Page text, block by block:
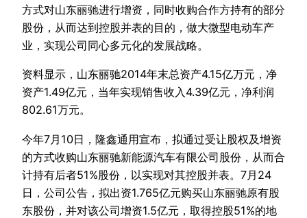
方式对山东丽驰进行增资，同时收购合作方持有的部分
股份，从而达到控股并表的目的，做大微型电动车产
业，实现公司同心多元化的发展战略。
资料显示，山东丽驰2014年末总资产4.15亿万元，净
资产1.49亿元，当年实现销售收入4.39亿元，净利润
802.61万元。
今年7月10日，隆鑫通用宣布，拟通过受让股权及增资
的方式收购山东丽驰新能源汽车有限公司股份，从而合
计持有后者51%股份，以实现对其控股并表。7月24
日，公司公告，拟出资1.765亿元购买山东丽驰原有股
东股份，并对该公司增资1.5亿元，取得控股51%的地